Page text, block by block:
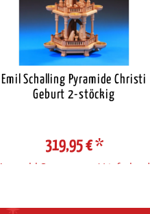
Emil Schalling Pyramide Christi
Geburt 2-stöckig
319,95 €*
Auswahl Steuerzone / Lieferland